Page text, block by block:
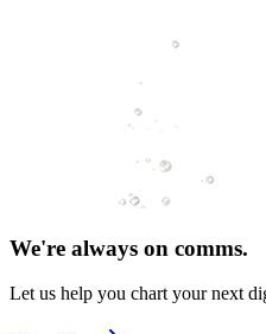
We're always on comms.
Let us help you chart your next